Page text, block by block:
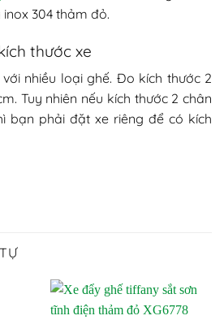
304 thảm đỏ.
thước xe
nhiều loại ghế. Đo kích thước 2
Tuy nhiên nếu kích thước 2 chân
bạn phải đặt xe riêng để có kích